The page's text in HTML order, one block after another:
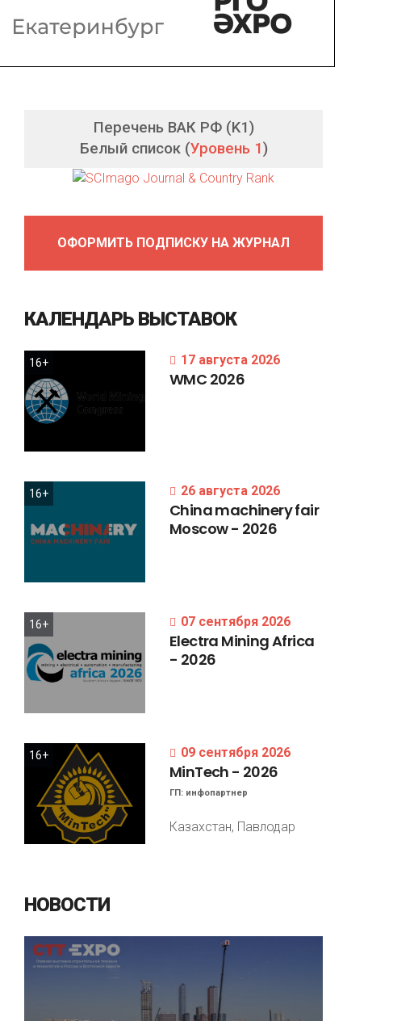
Перечень ВАК РФ (K1)
Белый список (Уровень 1)
ОФОРМИТЬ ПОДПИСКУ НА ЖУРНАЛ
КАЛЕНДАРЬ ВЫСТАВОК
16+ 17 августа 2026
WMC 2026
16+ 26 августа 2026
Chinamachineryfair
Moscow- 2026
16+ 07 сентября 2026
Electra MiningAfrica
- 2026
16+ 09 сентября 2026
MinTech - 2026
ГП: инфопартнер
Казахстан, Павлодар
НОВОСТИ